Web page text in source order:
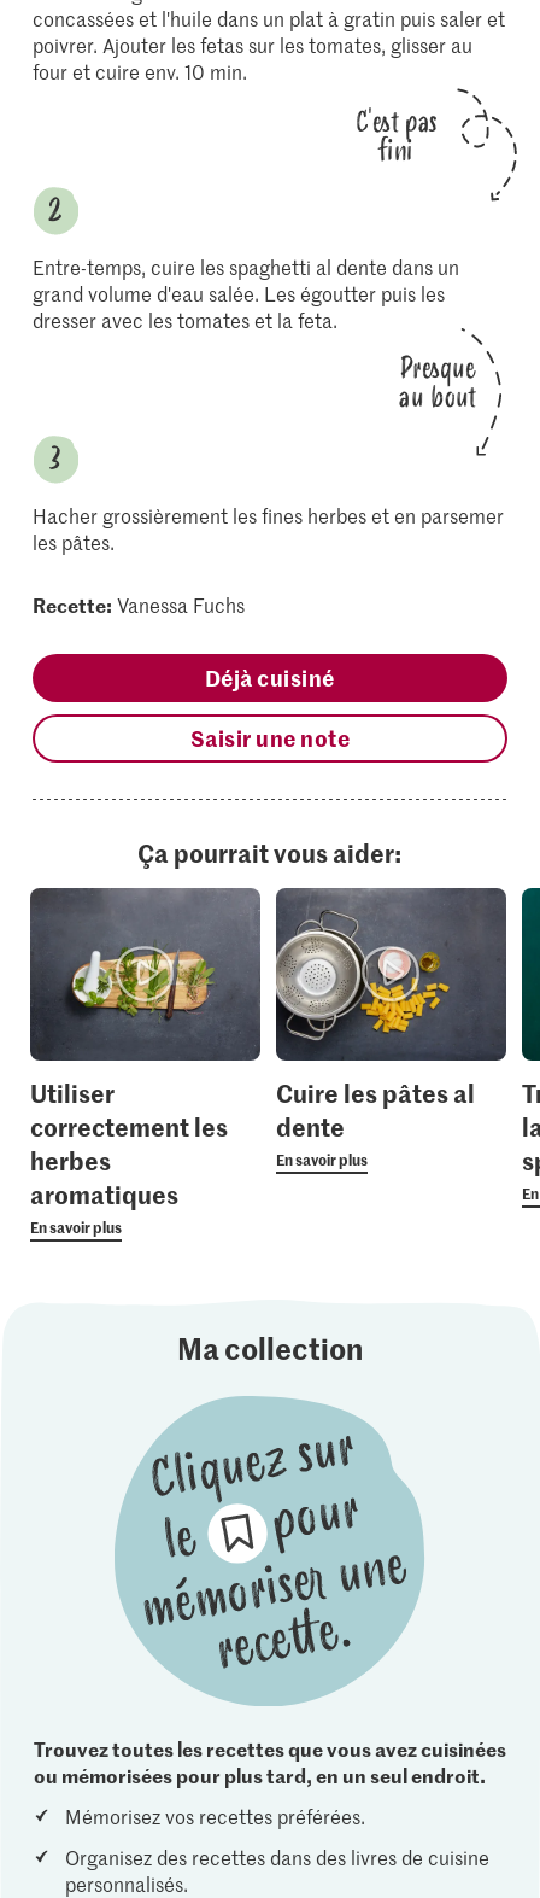
concassées et l'huile dans un plat à gratin puis saler et
poivrer. Ajouter les fetas sur les tomates, glisser au
four et cuire env. 10 min.
C'est pas
fini
Entre-temps, cuire les spaghetti al dente dans un
grand volume d'eau salée. Les égoutter puis les
dresser avec les tomates et la feta.
Presque
au bout
Hacher grossièrement les fines herbes et en parsemer
les pâtes.
Recette: Vanessa Fuchs
Déjà cuisiné
Saisir une note
Ça pourrait vous aider:
Utiliser
correctement les
herbes
aromatiques
En savoir plus
Cuire les pâtes al
dente
En savoir plus
Ma collection
Trouvez toutes les recettes que vous avez cuisinées
ou mémorisées pour plus tard, en un seul endroit.
Mémorisez vos recettes préférées.
Organisez des recettes dans des livres de cuisine
personnalisés.